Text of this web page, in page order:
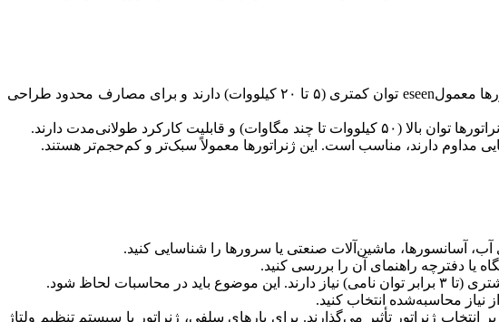
دیزل ژنراتور خانگی: برای تأمین برق اضطراری در منازل، آپارتمان‌ها یا فروشگاه‌های کوچک مناسب است. این ژنراتورها معمولeseen توان کمتری (۵ تا ۲۰ کیلووات) دارند و برای مصارف محدود طراحی
طولانی‌مدت دارند.
مداوم دارند، مناسب است. این ژنراتورها معمولاً سبک‌تر و کم‌حجم‌تر هستند.
آسانسورها، ماشین‌آلات صنعتی یا سرورها را شناسایی کنید.
دفترچه راهنمای آن را بررسی کنید.
ژنراتور تأثیر می‌گذارند. برای بارهای سلفی، ژنراتور با سیستم تنظیم ولتاژ